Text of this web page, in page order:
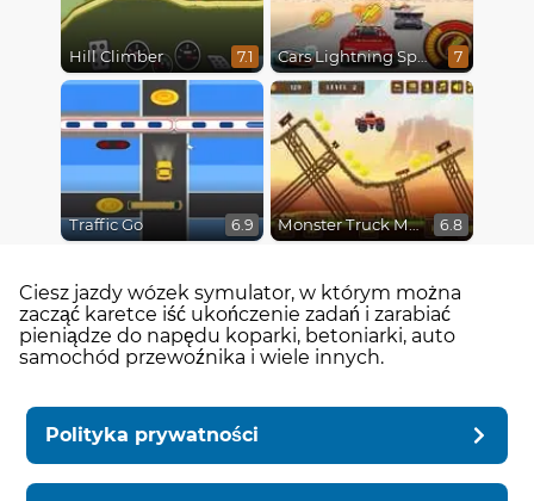
Hill Climber 7.1 Cars Lightning Speed 7
Traffic Go 6.9 Monster Truck Madness 6.8
Ciesz jazdy wózek symulator, w którym można
zacząć karetce iść ukończenie zadań i zarabiać
pieniądze do napędu koparki, betoniarki, auto
samochód przewoźnika i wiele innych.
Polityka prywatności